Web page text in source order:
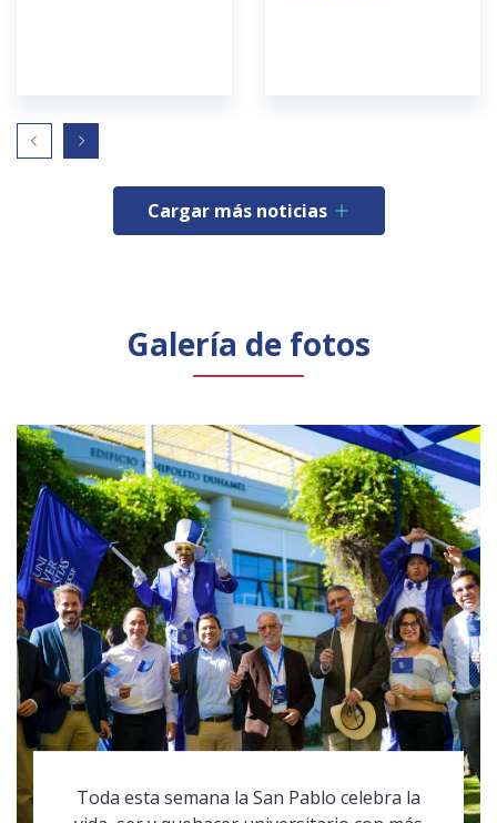
Cargar más noticias
Galería de fotos
Toda esta semana la San Pablo celebra la